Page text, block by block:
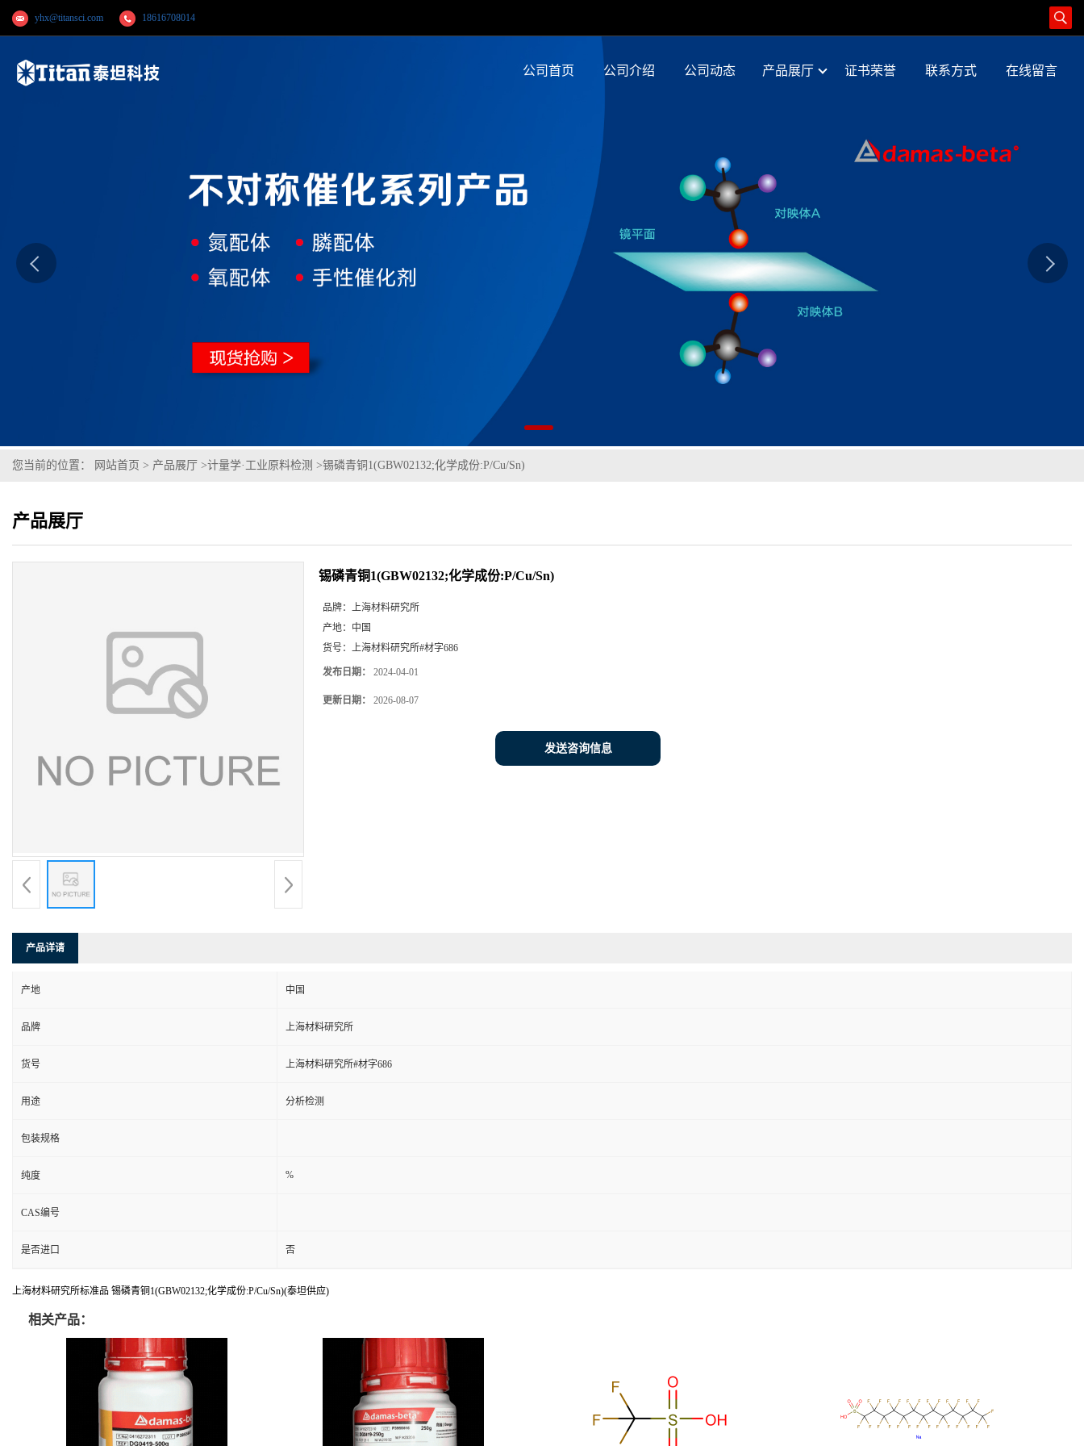
yhx@titansci.com 18616708014
公司首页 公司介绍 公司动态 产品展厅 证书荣誉 联系方式 在线留言
您当前的位置： 网站首页 > 产品展厅 >计量学·工业原料检测 >锡磷青铜1(GBW02132;化学成份:P/Cu/Sn)
产品展厅
锡磷青铜1(GBW02132;化学成份:P/Cu/Sn)
品牌：
上海材料研究所
产地： 中国
货号：
上海材料研究所#材字686
发布日期： 2024-04-01
更新日期： 2026-08-07
发送咨询信息
产品详请
产地 中国
品牌 上海材料研究所
货号 上海材料研究所#材字686
用途 分析检测
包装规格
纯度 %
CAS编号
是否进口 否
上海材料研究所标准品 锡磷青铜1(GBW02132;化学成份:P/Cu/Sn)(泰坦供应)
相关产品：